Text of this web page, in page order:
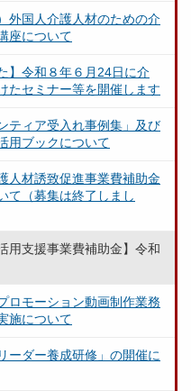
外国人介護人材のための介
座について
】令和８年６月24日に介
たセミナー等を開催します
ティア受入れ事例集」及び
用ブックについて
人材誘致促進事業費補助金
て（募集は終了しまし
用支援事業費補助金】令和
ロモーション動画制作業務
施について
ーダー養成研修」の開催に